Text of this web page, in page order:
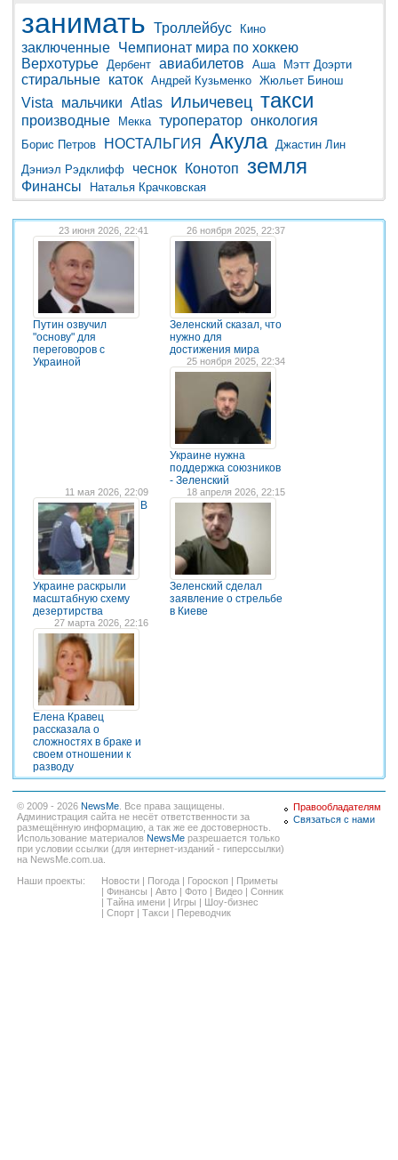
занимать Троллейбус Кино
заключенные Чемпионат мира по хоккею
Верхотурье Дербент авиабилетов Аша Мэтт Доэрти
стиральные каток Андрей Кузьменко Жюльет Бинош
Vista мальчики Atlas Ильичевец такси
производные Мекка туроператор онкология
Борис Петров НОСТАЛЬГИЯ Акула Джастин Лин
Дэниэл Рэдклифф
чеснок Конотоп земля
Финансы Наталья Крачковская
23 июня 2026, 22:41
Путин озвучил
"основу" для
переговоров с
Украиной
26 ноября 2025, 22:37
Зеленский сказал, что
нужно для
достижения мира
25 ноября 2025, 22:34
Украине нужна
поддержка союзников
- Зеленский
11 мая 2026, 22:09
В
Украине раскрыли
масштабную схему
дезертирства
18 апреля 2026, 22:15
Зеленский сделал
заявление о стрельбе
в Киеве
27 марта 2026, 22:16
Елена Кравец
рассказала о
сложностях в браке и
своем отношении к
разводу
© 2009 - 2026 NewsMe . Все права защищены.
Администрация сайта не несёт ответственности за
размещённую информацию, а так же ее достоверность.
Использование материалов NewsMe разрешается только
при условии ссылки (для интернет-изданий - гиперссылки)
на NewsMe.com.ua.
Наши проекты:
Новости | Погода | Гороскоп | Приметы
| Финансы | Авто | Фото | Видео | Сонник
| Тайна имени | Игры | Шоу-бизнес
| Спорт | Такси | Переводчик
Правообладателям
Связаться с нами